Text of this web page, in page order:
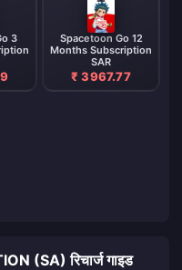
3
Spacetoon Go 12
Months Subscription
SAR
₹ 3967.77
(SA) रिचार्ज गाइड